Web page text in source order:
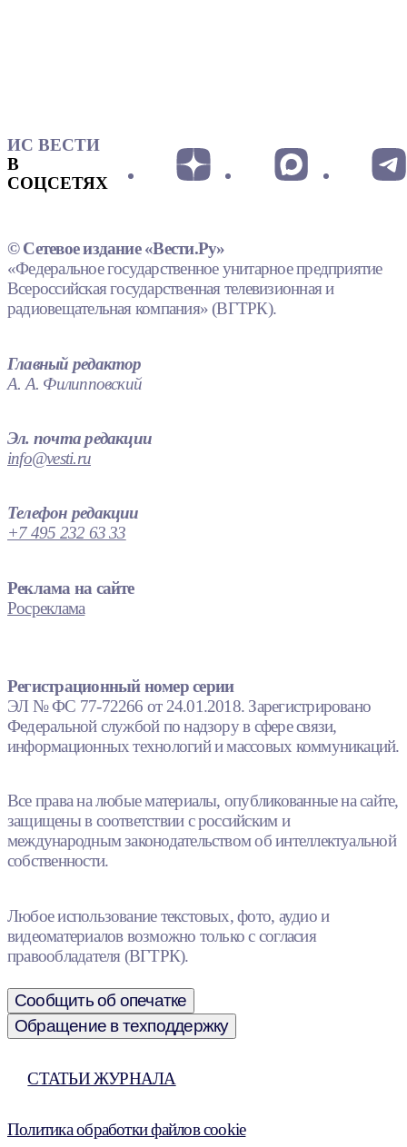
ИС ВЕСТИ
В
СОЦСЕТЯХ
© Сетевое издание «Вести.Ру»
«Федеральное государственное унитарное предприятие
Всероссийская государственная телевизионная и
радиовещательная компания» (ВГТРК).
Главный редактор
А. А. Филипповский
Эл. почта редакции
info@vesti.ru
Телефон редакции
+7 495 232 63 33
Реклама на сайте
Росреклама
Регистрационный номер серии
ЭЛ № ФС 77-72266 от 24.01.2018. Зарегистрировано
Федеральной службой по надзору в сфере связи,
информационных технологий и массовых коммуникаций.
Все права на любые материалы, опубликованные на сайте,
защищены в соответствии с российским и
международным законодательством об интеллектуальной
собственности.
Любое использование текстовых, фото, аудио и
видеоматериалов возможно только с согласия
правообладателя (ВГТРК).
Сообщить об опечатке
Обращение в техподдержку
СТАТЬИ ЖУРНАЛА
Политика обработки файлов cookie